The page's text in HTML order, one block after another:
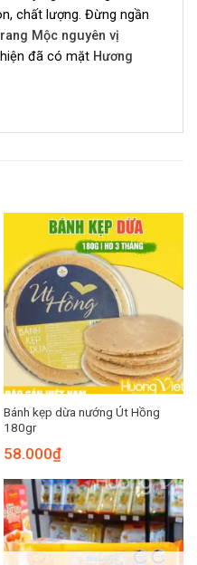
chất lượng. Đừng ngần
Mộc nguyên vị
đã có mặt Hương
Bánh kẹp dừa nướng Út Hồng
180gr
58.000₫